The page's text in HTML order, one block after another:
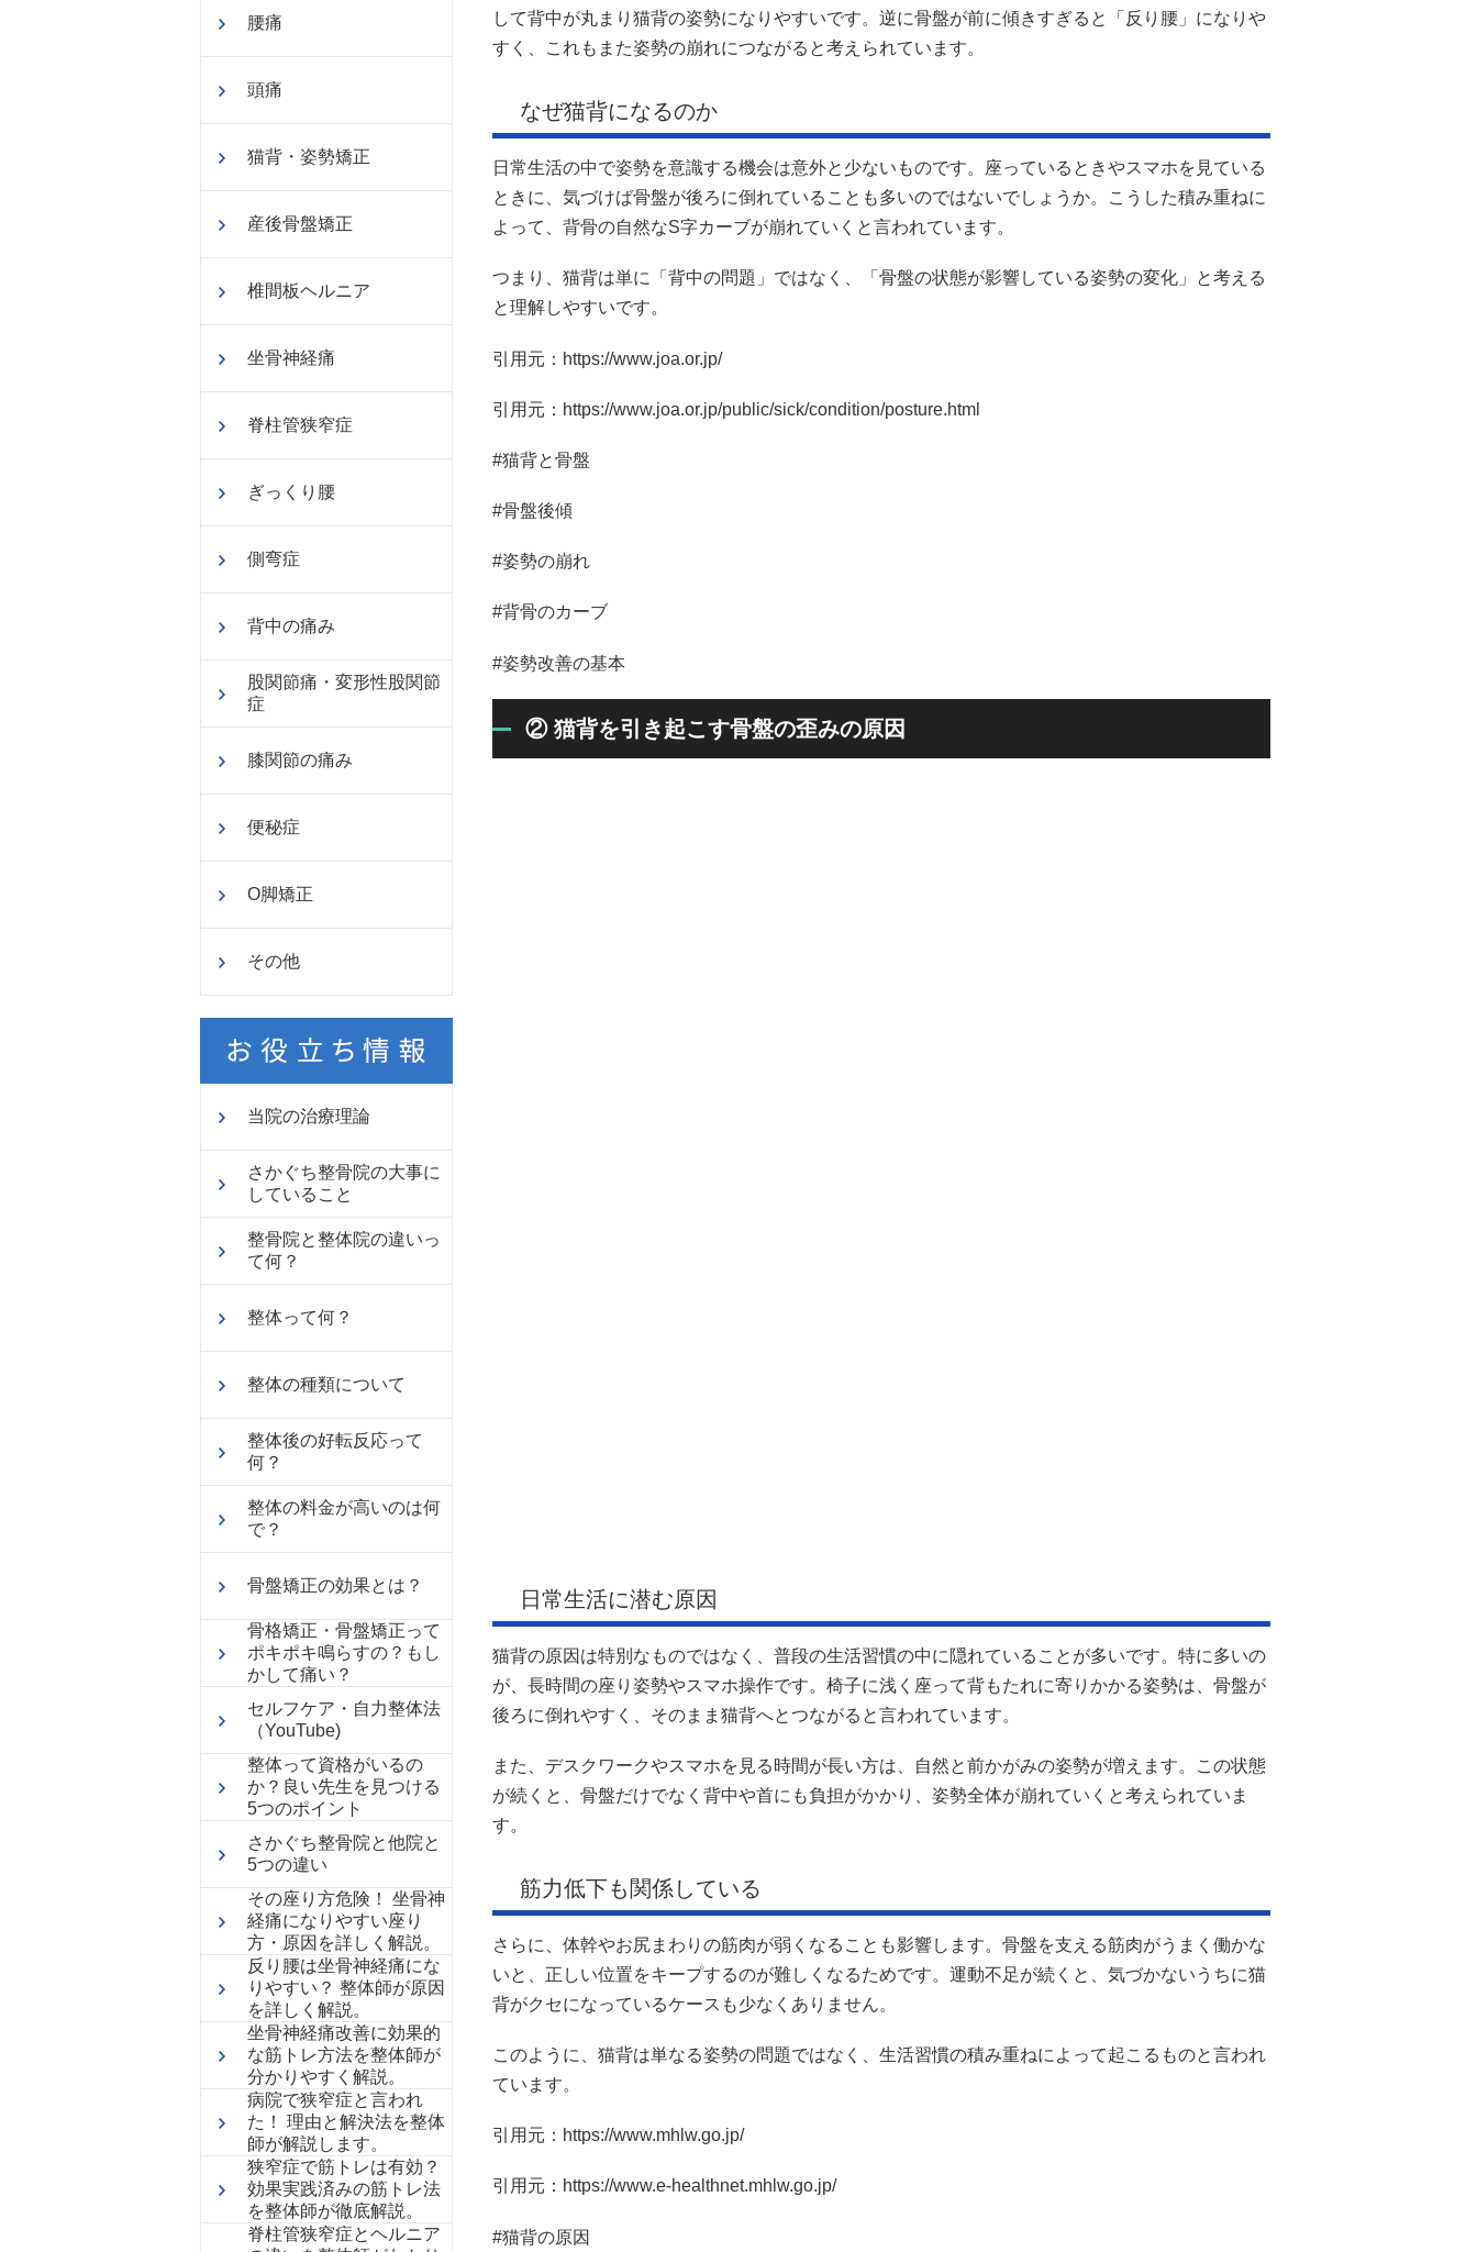
腰痛
頭痛
猫背・姿勢矯正
産後骨盤矯正
椎間板ヘルニア
坐骨神経痛
脊柱管狭窄症
ぎっくり腰
側弯症
背中の痛み
股関節痛・変形性股関節
症
膝関節の痛み
便秘症
O脚矯正
その他
当院の治療理論
さかぐち整骨院の大事に
していること
整骨院と整体院の違いっ
て何？
整体って何？
整体の種類について
整体後の好転反応って
何？
整体の料金が高いのは何
で？
骨盤矯正の効果とは？
骨格矯正・骨盤矯正って
ポキポキ鳴らすの？もし
かして痛い？
セルフケア・自力整体法
（YouTube)
整体って資格がいるの
か？良い先生を見つける
5つのポイント
さかぐち整骨院と他院と
5つの違い
その座り方危険！ 坐骨神
経痛になりやすい座り
方・原因を詳しく解説。
反り腰は坐骨神経痛にな
りやすい？ 整体師が原因
を詳しく解説。
坐骨神経痛改善に効果的
な筋トレ方法を整体師が
分かりやすく解説。
病院で狭窄症と言われ
た！ 理由と解決法を整体
師が解説します。
狭窄症で筋トレは有効？
効果実践済みの筋トレ法
を整体師が徹底解説。
脊柱管狭窄症とヘルニア
して背中が丸まり猫背の姿勢になりやすいです。逆に骨盤が前に傾きすぎると「反り腰」になりや
すく、これもまた姿勢の崩れにつながると考えられています。
なぜ猫背になるのか
日常生活の中で姿勢を意識する機会は意外と少ないものです。座っているときやスマホを見ている
ときに、気づけば骨盤が後ろに倒れていることも多いのではないでしょうか。こうした積み重ねに
よって、背骨の自然なS字カーブが崩れていくと言われています。
つまり、猫背は単に「背中の問題」ではなく、「骨盤の状態が影響している姿勢の変化」と考える
と理解しやすいです。
引用元：https://www.joa.or.jp/
引用元：https://www.joa.or.jp/public/sick/condition/posture.html
#猫背と骨盤
#骨盤後傾
#姿勢の崩れ
#背骨のカーブ
#姿勢改善の基本
② 猫背を引き起こす骨盤の歪みの原因
日常生活に潜む原因
猫背の原因は特別なものではなく、普段の生活習慣の中に隠れていることが多いです。特に多いの
が、長時間の座り姿勢やスマホ操作です。椅子に浅く座って背もたれに寄りかかる姿勢は、骨盤が
後ろに倒れやすく、そのまま猫背へとつながると言われています。
また、デスクワークやスマホを見る時間が長い方は、自然と前かがみの姿勢が増えます。この状態
が続くと、骨盤だけでなく背中や首にも負担がかかり、姿勢全体が崩れていくと考えられていま
す。
筋力低下も関係している
さらに、体幹やお尻まわりの筋肉が弱くなることも影響します。骨盤を支える筋肉がうまく働かな
いと、正しい位置をキープするのが難しくなるためです。運動不足が続くと、気づかないうちに猫
背がクセになっているケースも少なくありません。
このように、猫背は単なる姿勢の問題ではなく、生活習慣の積み重ねによって起こるものと言われ
ています。
引用元：https://www.mhlw.go.jp/
引用元：https://www.e-healthnet.mhlw.go.jp/
#猫背の原因